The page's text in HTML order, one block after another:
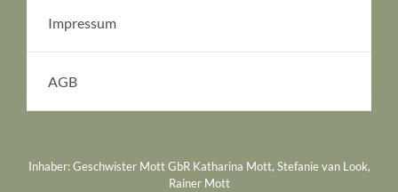
Impressum
AGB
Inhaber: Geschwister Mott GbR Katharina Mott, Stefanie van Look,
Rainer Mott